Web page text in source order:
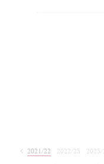
2021/22 2022/23